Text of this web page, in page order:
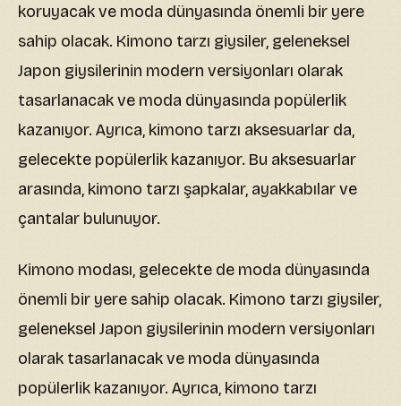
koruyacak ve moda dünyasında önemli bir yere
sahip olacak. Kimono tarzı giysiler, geleneksel
Japon giysilerinin modern versiyonları olarak
tasarlanacak ve moda dünyasında popülerlik
kazanıyor. Ayrıca, kimono tarzı aksesuarlar da,
gelecekte popülerlik kazanıyor. Bu aksesuarlar
arasında, kimono tarzı şapkalar, ayakkabılar ve
çantalar bulunuyor.
Kimono modası, gelecekte de moda dünyasında
önemli bir yere sahip olacak. Kimono tarzı giysiler,
geleneksel Japon giysilerinin modern versiyonları
olarak tasarlanacak ve moda dünyasında
popülerlik kazanıyor. Ayrıca, kimono tarzı